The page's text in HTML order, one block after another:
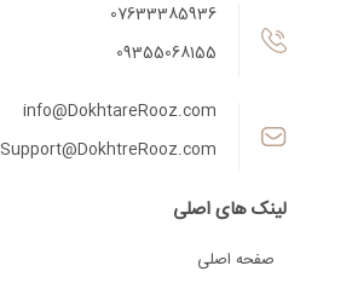
07633385936
09355068155
info@DokhtareRooz.com
Support@DokhtreRooz.com
لینک های اصلی
صفحه اصلی